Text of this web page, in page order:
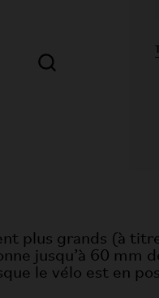
plus grands (à
jusqu’à 60 mm
le vélo est en